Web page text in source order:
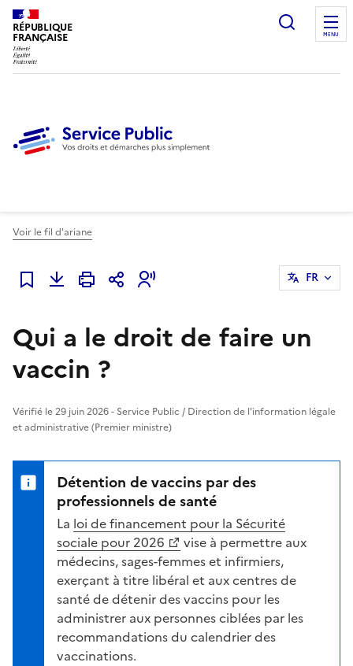
RÉPUBLIQUE
FRANÇAISE
Ouvrir
MENU
Voir le fil d'ariane
Ajouter à mes favoris
FR
Qui a le droit de faire un
vaccin ?
Vérifié le 29 juin 2026 - Service Public / Direction de l'information légale
et administrative (Premier ministre)
Détention de vaccins par des
professionnels de santé
La loi de financement pour la Sécurité
sociale pour 2026
vise à permettre aux
médecins, sages-femmes et infirmiers,
exerçant à titre libéral et aux centres de
santé de détenir des vaccins pour les
administrer aux personnes ciblées par les
recommandations du calendrier des
vaccinations.